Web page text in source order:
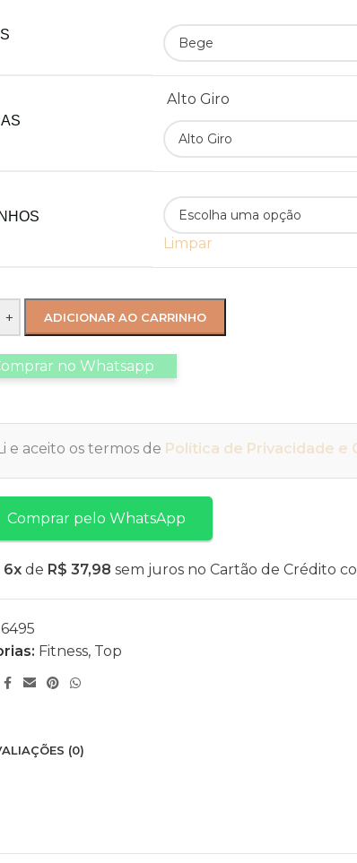
Alto Giro
Limpar
+ ADICIONAR AO CARRINHO
no Whatsapp
e aceito os termos de Política de Privacidade e
Comprar pelo WhatsApp
6x de R$ 37,98 sem juros no Cartão de Crédito
Fitness, Top
(0)